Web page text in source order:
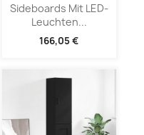
Sideboards Mit LED-
Leuchten...
166,05 €